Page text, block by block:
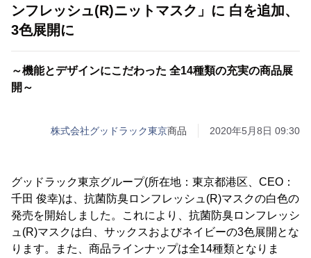
ンフレッシュ(R)ニットマスク」に 白を追加、
3色展開に
～機能とデザインにこだわった 全14種類の充実の商品展
開～
株式会社グッドラック東京商品 2020年5月8日 09:30
グッドラック東京グループ(所在地：東京都港区、CEO：
千田 俊幸)は、抗菌防臭ロンフレッシュ(R)マスクの白色の
発売を開始しました。これにより、抗菌防臭ロンフレッシ
ュ(R)マスクは白、サックスおよびネイビーの3色展開とな
ります。また、商品ラインナップは全14種類となりま